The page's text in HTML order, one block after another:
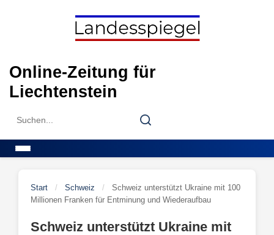
Online-Zeitung für
Liechtenstein
Search
Search
Start / Schweiz /
Schweiz unterstützt Ukraine mit 100
Millionen Franken für Entminung und Wiederaufbau
Schweiz unterstützt Ukraine mit